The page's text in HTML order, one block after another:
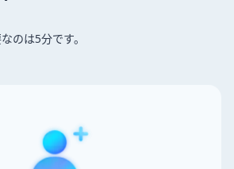
のは5分です。